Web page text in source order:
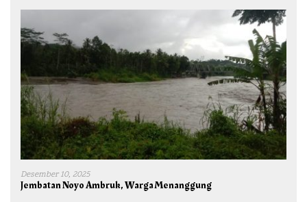
Desember 10, 2025
Jembatan Noyo Ambruk, Warga Menanggung